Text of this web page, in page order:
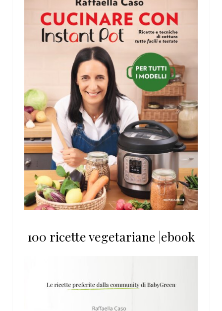
100 ricette vegetariane |ebook